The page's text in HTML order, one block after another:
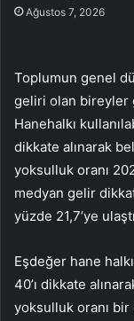
Ağustos 7, 2026
Toplumun genel
geliri olan bireyler
Hanehalkı
dikkate alınarak
yoksulluk oranı
medyan gelir
yüzde 21,7’ye
Eşdeğer hane
40’ı dikkate
yoksulluk oranı bir